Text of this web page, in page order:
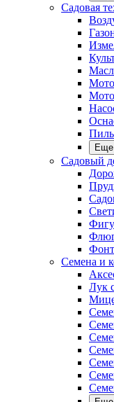
Садовая
Еще
Садовый
Семена и
Лук